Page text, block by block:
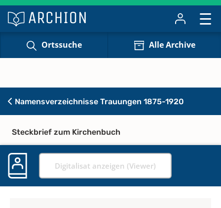
Ortssuche Alle Archive
Namensverzeichnisse Trauungen 1875-1920
Steckbrief zum Kirchenbuch
Digitalisat anzeigen (Viewer)